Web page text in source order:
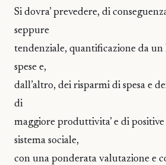
Si dovra’ prevedere, di
seppure
tendenziale, quantificazione da
spese e,
dall’altro, dei risparmi di spesa e
di
maggiore produttivita’ e di
sistema sociale,
con una ponderata valutazione e